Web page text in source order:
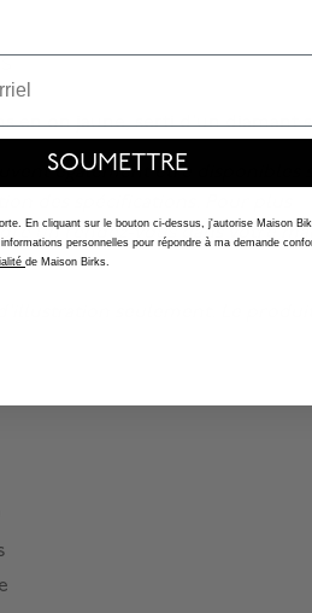
en on jaune, serti d'un diamant
également être disponibles
des spécifications. Pour plus
un rendez-vousdans votre
seulement. Le produit
SOUMETTRE
En cliquant sur le bouton ci-dessus, j'autorise Maison
personnelles pour répondre à ma demande
de Maison Birks.